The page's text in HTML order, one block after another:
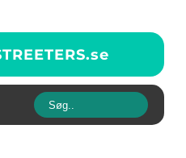
se